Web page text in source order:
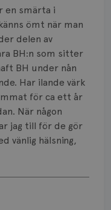
en smärta i
ömt när man
delen av
BH:n som sitter
BH under nån
Har ilande värk
för ca ett år
När någon
jag till för de gör
vänlig hälsning,